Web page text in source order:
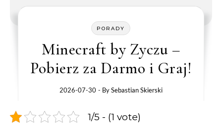
PORADY
Minecraft by Zyczu –
Pobierz za Darmo i Graj!
2026-07-30 - BySebastian Skierski
1/5 - (1 vote)